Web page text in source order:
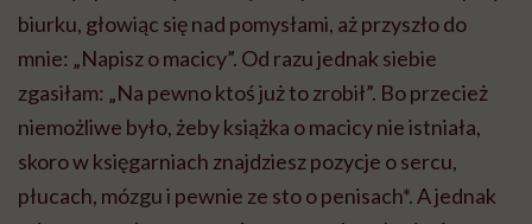
biurku, głowiąc się nad pomysłami, aż przyszło do
mnie: „Napisz o macicy”. Od razu jednak siebie
zgasiłam: „Na pewno ktoś już to zrobił”. Bo przecież
niemożliwe było, żeby książka o macicy nie istniała,
skoro w księgarniach znajdziesz pozycje o sercu,
płucach, mózgu i pewnie ze sto o penisach*. A jednak